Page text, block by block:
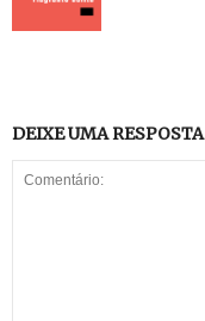
DEIXE UMA RESPOSTA